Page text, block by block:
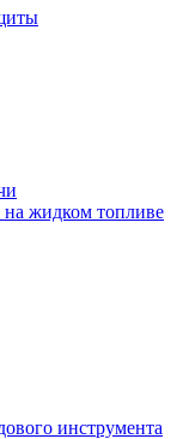
на жидком топливе
инструмента